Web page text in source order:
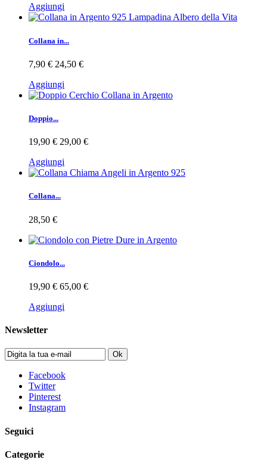
Aggiungi
Collana in...
7,90 € 24,50 €
Aggiungi
Doppio...
19,90 € 29,00 €
Aggiungi
Collana...
28,50 €
Ciondolo...
19,90 € 65,00 €
Aggiungi
Newsletter
Ok
Facebook
Twitter
Pinterest
Instagram
Seguici
Categorie